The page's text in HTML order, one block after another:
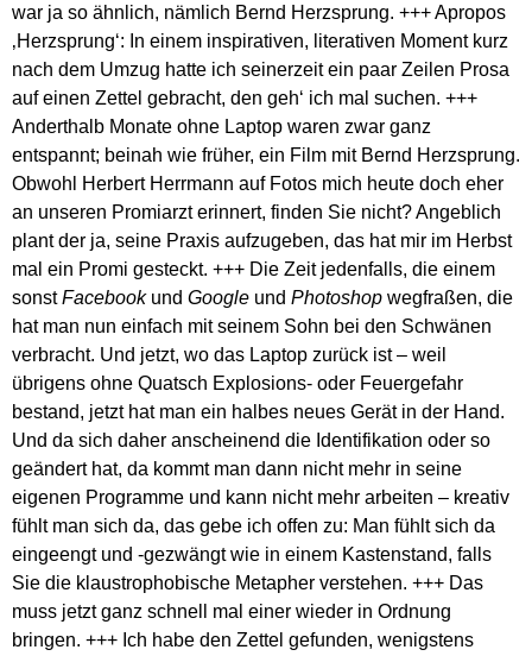
war ja so ähnlich, nämlich Bernd Herzsprung. +++ Apropos
‚Herzsprung‘: In einem inspirativen, literativen Moment kurz
nach dem Umzug hatte ich seinerzeit ein paar Zeilen Prosa
auf einen Zettel gebracht, den geh‘ ich mal suchen. +++
Anderthalb Monate ohne Laptop waren zwar ganz
entspannt; beinah wie früher, ein Film mit Bernd Herzsprung.
Obwohl Herbert Herrmann auf Fotos mich heute doch eher
an unseren Promiarzt erinnert, finden Sie nicht? Angeblich
plant der ja, seine Praxis aufzugeben, das hat mir im Herbst
mal ein Promi gesteckt. +++ Die Zeit jedenfalls, die einem
sonstFacebookund Google und Photoshop wegfraßen, die
hat man nun einfach mit seinem Sohn bei den Schwänen
verbracht. Und jetzt, wo das Laptop zurück ist – weil
übrigens ohne Quatsch Explosions- oder Feuergefahr
bestand, jetzt hat man ein halbes neues Gerät in der Hand.
Und da sich daher anscheinend die Identifikation oder so
geändert hat, da kommt man dann nicht mehr in seine
eigenen Programme und kann nicht mehr arbeiten – kreativ
fühlt man sich da, das gebe ich offen zu: Man fühlt sich da
eingeengt und -gezwängt wie in einem Kastenstand, falls
Sie die klaustrophobische Metapher verstehen. +++ Das
muss jetzt ganz schnell mal einer wieder in Ordnung
bringen. +++ Ich habe den Zettel gefunden, wenigstens